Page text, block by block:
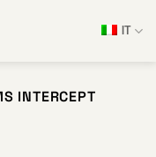
IT
INTERCEPT